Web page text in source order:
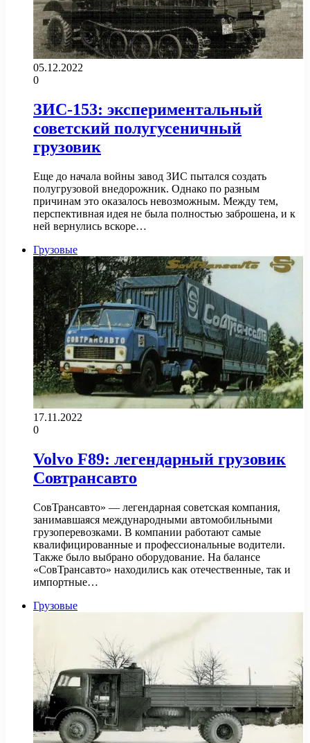
05.12.2022
0
ЗИС-153: экспериментальный
советский полугусеничный
грузовик
Еще до начала войны завод ЗИС пытался создать
полугрузовой внедорожник. Однако по разным
причинам это оказалось невозможным. Между тем,
перспективная идея не была полностью заброшена, и к
ней вернулись вскоре…
Грузовые
17.11.2022
0
Volvo F89: легендарный грузовик
Совтрансавто
СовТрансавто» — легендарная советская компания,
занимавшаяся международными автомобильными
грузоперевозками. В компании работают самые
квалифицированные и профессиональные водители.
Также было выбрано оборудование. На балансе
«СовТрансавто» находились как отечественные, так и
импортные…
Грузовые